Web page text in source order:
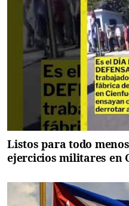
Listos para todo
ejercicios militares en